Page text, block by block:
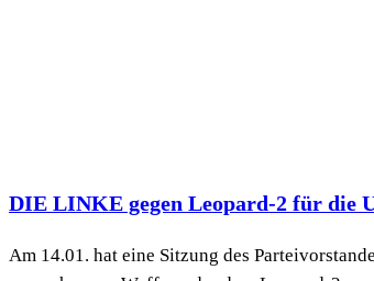
DIE LINKE gegen Leopard-2 für die
Am 14.01. hat eine Sitzung des